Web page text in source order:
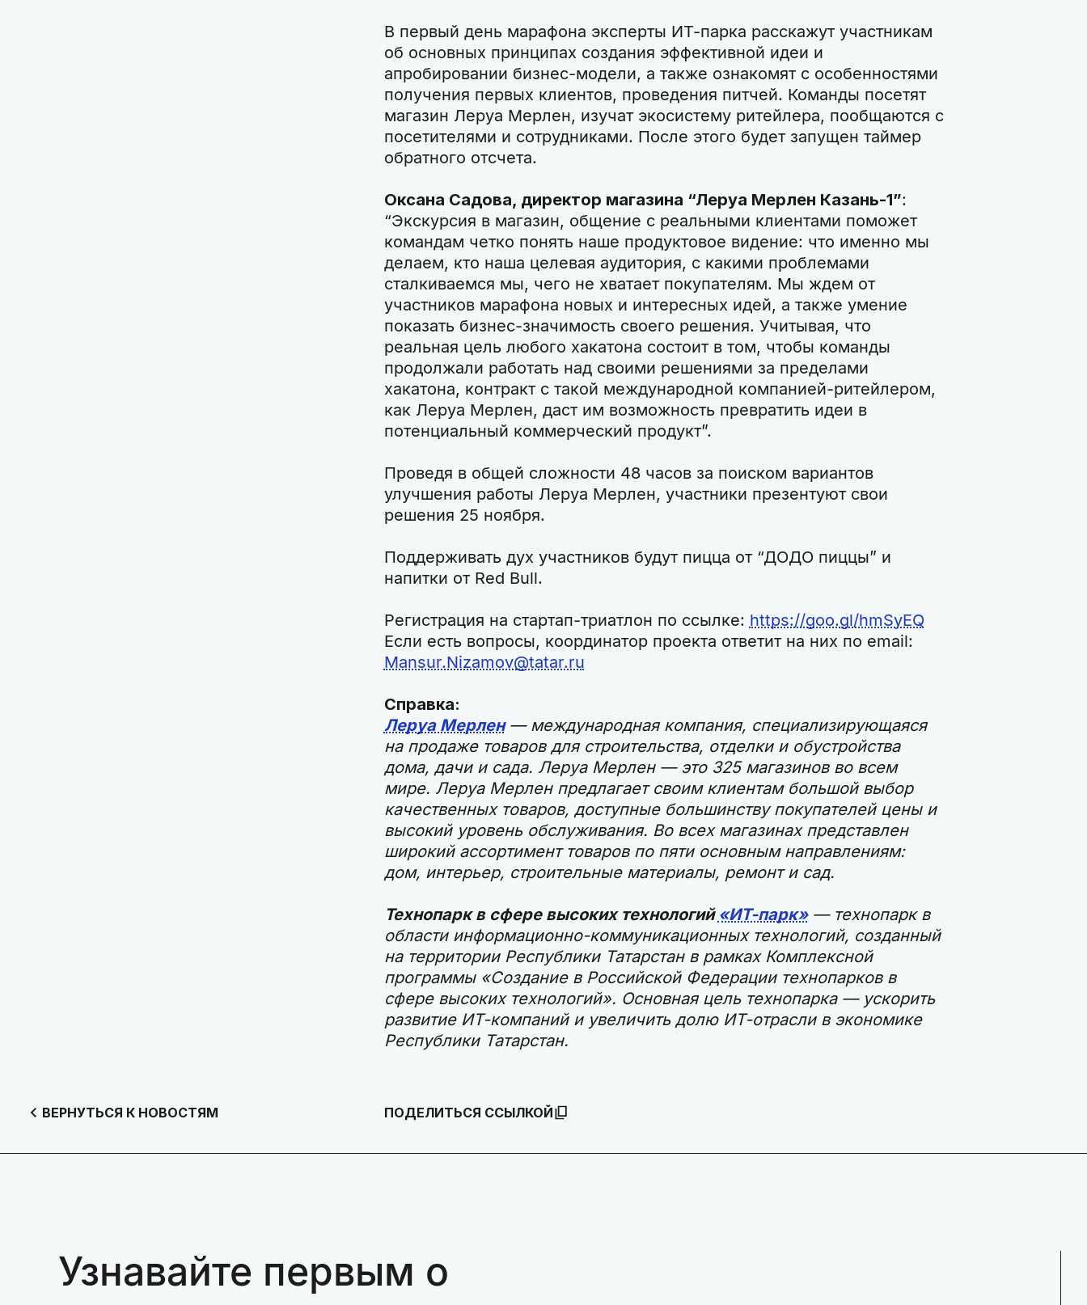
В первый день марафона эксперты ИТ-парка расскажут участникам
об основных принципах создания эффективной идеи и
апробировании бизнес-модели, а также ознакомят с особенностями
получения первых клиентов, проведения питчей. Команды посетят
магазин Леруа Мерлен, изучат экосистему ритейлера, пообщаются с
посетителями и сотрудниками. После этого будет запущен таймер
обратного отсчета.
Оксана Садова, директор магазина “Леруа Мерлен Казань-1”:
“Экскурсия в магазин, общение с реальными клиентами поможет
командам четко понять наше продуктовое видение: что именно мы
делаем, кто наша целевая аудитория, с какими проблемами
сталкиваемся мы, чего не хватает покупателям. Мы ждем от
участников марафона новых и интересных идей, а также умение
показать бизнес-значимость своего решения. Учитывая, что
реальная цель любого хакатона состоит в том, чтобы команды
продолжали работать над своими решениями за пределами
хакатона, контракт с такой международной компанией-ритейлером,
как Леруа Мерлен, даст им возможность превратить идеи в
потенциальный коммерческий продукт”.
Проведя в общей сложности 48 часов за поиском вариантов
улучшения работы Леруа Мерлен, участники презентуют свои
решения 25 ноября.
Поддерживать дух участников будут пицца от “ДОДО пиццы” и
напитки от Red Bull.
Регистрация на стартап-триатлон по ссылке: https://goo.gl/hmSyEQ
Если есть вопросы, координатор проекта ответит на них по email:
Mansur.Nizamov@tatar.ru
Справка:
Леруа Мерлен— международная компания, специализирующаяся
на продаже товаров для строительства, отделки и обустройства
дома, дачи и сада. Леруа Мерлен — это 325 магазинов во всем
мире. Леруа Мерлен предлагает своим клиентам большой выбор
качественных товаров, доступные большинству покупателей цены и
высокий уровень обслуживания. Во всех магазинах представлен
широкий ассортимент товаров по пяти основным направлениям:
дом, интерьер, строительные материалы, ремонт и сад.
Технопарк в сфере высоких технологий «ИТ-парк»— технопарк в
области информационно-коммуникационных технологий, созданный
на территории Республики Татарстан в рамках Комплексной
программы «Создание в Российской Федерации технопарков в
сфере высоких технологий». Основная цель технопарка — ускорить
развитие ИТ-компаний и увеличить долю ИТ-отрасли в экономике
Республики Татарстан.
ВЕРНУТЬСЯ К НОВОСТЯМ ПОДЕЛИТЬСЯ ССЫЛКОЙ
Узнавайте первым о